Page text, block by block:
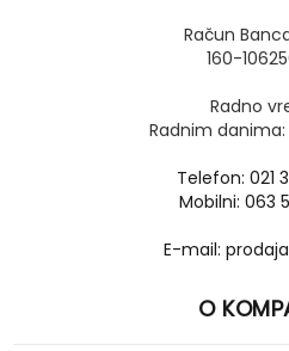
Račun
160-
Radno
Radnim danima:
Telefon: 021
Mobilni: 063
E-mail:
O